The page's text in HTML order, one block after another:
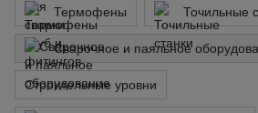
Термофены Точильные
Сварочное и паяльное
Строительные уровни